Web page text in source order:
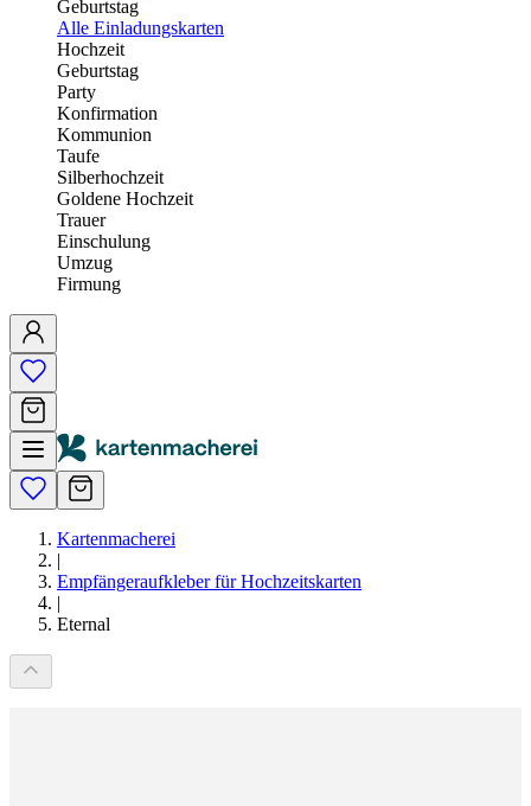
Geburtstag
Alle Einladungskarten
Hochzeit
Geburtstag
Party
Konfirmation
Kommunion
Taufe
Silberhochzeit
Goldene Hochzeit
Trauer
Einschulung
Umzug
Firmung
Kartenmacherei
|
Empfängeraufkleber für Hochzeitskarten
|
Eternal